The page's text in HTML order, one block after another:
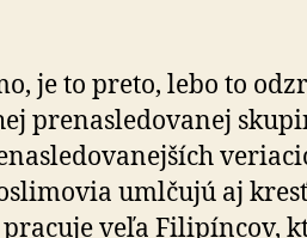
je to preto, lebo to
pre­nasle­do­vanej
umlčujú aj
veľa Filipíncov,